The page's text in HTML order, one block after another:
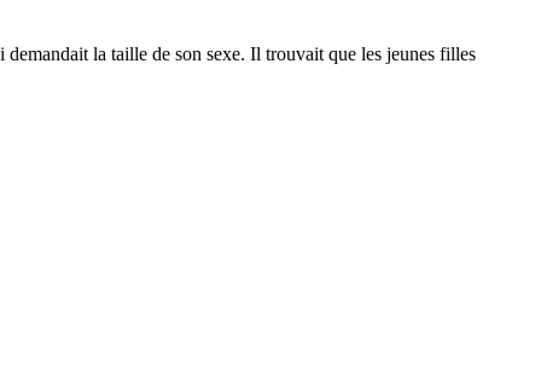
la taille de son sexe. Il trouvait que les jeunes filles